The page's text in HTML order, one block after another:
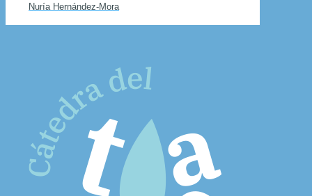
Nuría Hernández-Mora